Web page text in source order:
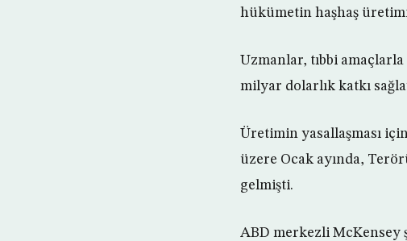
hükümetin haşhaş
Uzmanlar, tıbbi
milyar dolarlık katkı
Üretimin yasallaşması
üzere Ocak ayında,
gelmişti.
ABD merkezli McKensey